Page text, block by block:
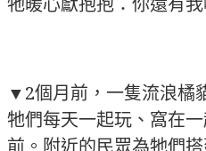
▼2個月前，一隻流浪橘
牠們每天一起玩、窩在
前。附近的民眾為牠們